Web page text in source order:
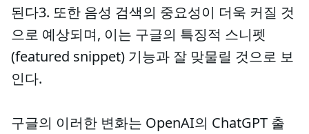
된다3. 또한 음성 검색의 중요성이 더욱 커질 것
으로 예상되며, 이는 구글의 특징적 스니펫
(featured snippet) 기능과 잘 맞물릴 것으로 보
인다.
구글의 이러한 변화는 OpenAI의 ChatGPT 출